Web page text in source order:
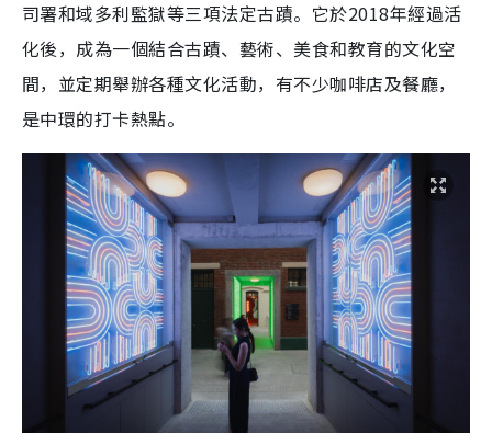
司署和域多利監獄等三項法定古蹟。它於2018年經過活
化後，成為一個結合古蹟、藝術、美食和教育的文化空
間，並定期舉辦各種文化活動，有不少咖啡店及餐廳，
是中環的打卡熱點。